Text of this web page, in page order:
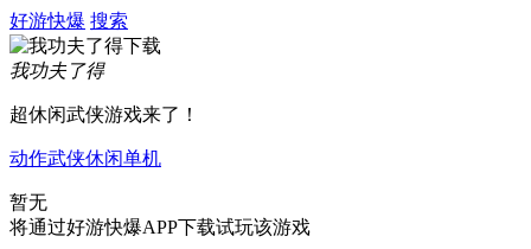
好游快爆 搜索
我功夫了得
超休闲武侠游戏来了！
动作武侠休闲单机
暂无
将通过好游快爆APP下载试玩该游戏